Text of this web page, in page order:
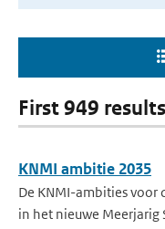
First 949
KNMI ambitie 2035
De KNMI-ambities voor
in het nieuwe Meerjarig